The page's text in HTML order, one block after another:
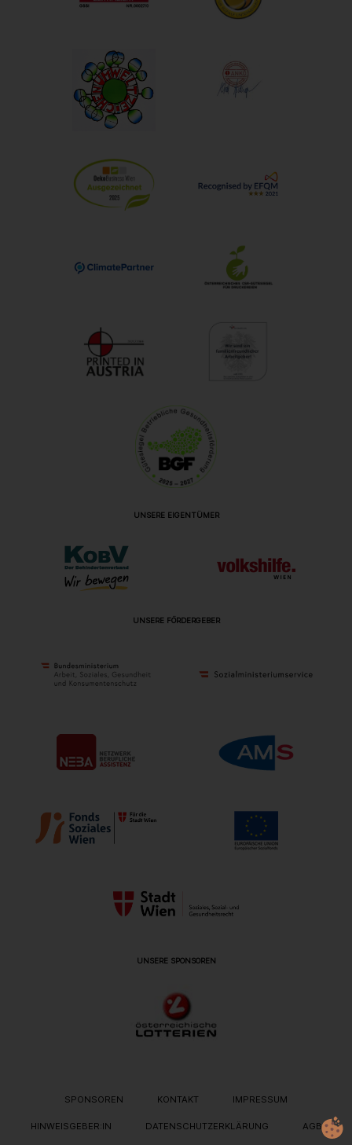
UNSERE EIGENTÜMER
UNSERE FÖRDERGEBER
UNSERE SPONSOREN
METANAVIGATION
SPONSOREN KONTAKT IMPRESSUM
HINWEISGEBER:IN DATENSCHUTZERKLÄRUNG AGB